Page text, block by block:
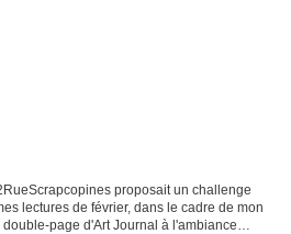
proposait un challenge
lectures de février, dans le cadre de mon
page d'Art Journal à l'ambiance